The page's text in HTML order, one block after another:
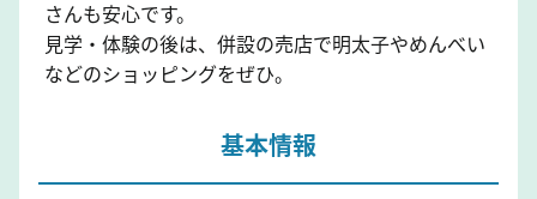
さんも安心です。
見学・体験の後は、併設の売店で明太子やめんべい
などのショッピングをぜひ。
基本情報